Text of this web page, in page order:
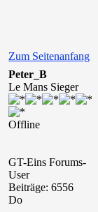
Zum Seitenanfang
Peter_B
Le Mans Sieger
Offline
GT-Eins Forums-
User
Beiträge: 6556
Do